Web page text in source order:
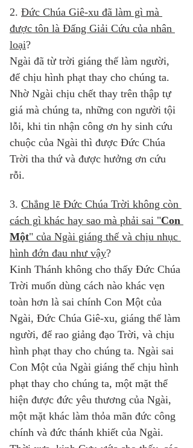
2. Đức Chúa Giê-xu đã làm gì mà
được tôn là Đấng Giải Cứu của nhân
loại?
Ngài đã từ trời giáng thế làm người,
để chịu hình phạt thay cho chúng ta.
Nhờ Ngài chịu chết thay trên thập tự
giá mà chúng ta, những con người tội
lỗi, khi tin nhận công ơn hy sinh cứu
chuộc của Ngài thì được Đức Chúa
Trời tha thứ và được hưởng ơn cứu
rỗi.
3. Chẳng lẽ Đức Chúa Trời không còn
cách gì khác hay sao mà phải sai "Con
Một" của Ngài giáng thế và chịu nhục
hình đớn đau như vậy?
Kinh Thánh không cho thấy Đức Chúa
Trời muốn dùng cách nào khác vẹn
toàn hơn là sai chính Con Một của
Ngài, Đức Chúa Giê-xu, giáng thế làm
người, để rao giảng đạo Trời, và chịu
hình phạt thay cho chúng ta. Ngài sai
Con Một của Ngài giáng thế chịu hình
phạt thay cho chúng ta, một mặt thể
hiện được đức yêu thương của Ngài,
một mặt khác làm thỏa mãn đức công
chính và đức thánh khiết của Ngài.